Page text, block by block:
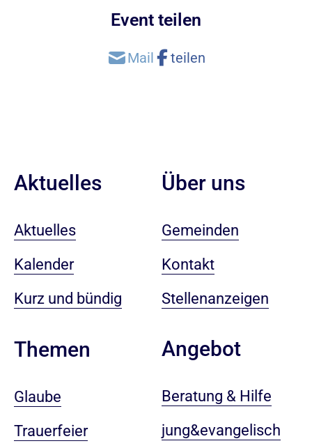
Event teilen
Aktuelles
Aktuelles
Kalender
Kurz und bündig
Themen
Glaube
Trauerfeier
Über uns
Gemeinden
Kontakt
Stellenanzeigen
Angebot
Beratung & Hilfe
jung&evangelisch